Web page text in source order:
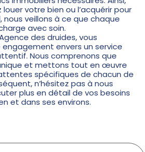
votre bien ou l’acquérir pour
nous veillons à ce que chaque
avec soin.
des druides, vous
envers un service
Nous comprenons que
et mettons tout en œuvre
spécifiques de chacun de
n’hésitez pas à nous
plus en détail de vos besoins
et dans ses environs.